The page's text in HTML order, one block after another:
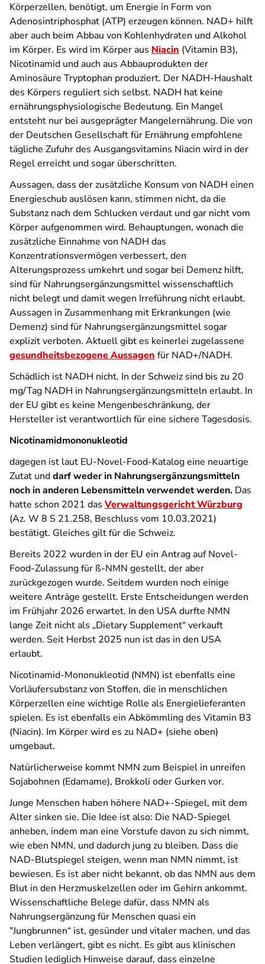
Körperzellen, benötigt, um Energie in Form von
Adenosintriphosphat (ATP) erzeugen können. NAD+ hilft
aber auch beim Abbau von Kohlenhydraten und Alkohol
im Körper. Es wird im Körper aus Niacin (Vitamin B3),
Nicotinamid und auch aus Abbauprodukten der
Aminosäure Tryptophan produziert. Der NADH-Haushalt
des Körpers reguliert sich selbst. NADH hat keine
ernährungsphysiologische Bedeutung. Ein Mangel
entsteht nur bei ausgeprägter Mangelernährung. Die von
der Deutschen Gesellschaft für Ernährung empfohlene
tägliche Zufuhr des Ausgangsvitamins Niacin wird in der
Regel erreicht und sogar überschritten.
Aussagen, dass der zusätzliche Konsum von NADH einen
Energieschub auslösen kann, stimmen nicht, da die
Substanz nach dem Schlucken verdaut und gar nicht vom
Körper aufgenommen wird. Behauptungen, wonach die
zusätzliche Einnahme von NADH das
Konzentrationsvermögen verbessert, den
Alterungsprozess umkehrt und sogar bei Demenz hilft,
sind für Nahrungsergänzungsmittel wissenschaftlich
nicht belegt und damit wegen Irreführung nicht erlaubt.
Aussagen in Zusammenhang mit Erkrankungen (wie
Demenz) sind für Nahrungsergänzungsmittel sogar
explizit verboten. Aktuell gibt es keinerlei zugelassene
gesundheitsbezogene Aussagen für NAD+/NADH.
Schädlich ist NADH nicht. In der Schweiz sind bis zu 20
mg/Tag NADH in Nahrungsergänzungsmitteln erlaubt. In
der EU gibt es keine Mengenbeschränkung, der
Hersteller ist verantwortlich für eine sichere Tagesdosis.
Nicotinamidmononukleotid
dagegen ist laut EU-Novel-Food-Katalog eine neuartige
Zutat unddarf weder in Nahrungsergänzungsmitteln
noch in anderen Lebensmitteln verwendet werden. Das
hatte schon 2021 das Verwaltungsgericht Würzburg
(Az. W 8 S 21.258, Beschluss vom 10.03.2021)
bestätigt. Gleiches gilt für die Schweiz.
Bereits 2022 wurden in der EU ein Antrag auf Novel-
Food-Zulassung für ß-NMN gestellt, der aber
zurückgezogen wurde. Seitdem wurden noch einige
weitere Anträge gestellt. Erste Entscheidungen werden
im Frühjahr 2026 erwartet. In den USA durfte NMN
lange Zeit nicht als „Dietary Supplement“ verkauft
werden. Seit Herbst 2025 nun ist das in den USA
erlaubt.
Nicotinamid-Mononukleotid (NMN) ist ebenfalls eine
Vorläufersubstanz von Stoffen, die in menschlichen
Körperzellen eine wichtige Rolle als Energielieferanten
spielen. Es ist ebenfalls ein Abkömmling des Vitamin B3
(Niacin). Im Körper wird es zu NAD+ (siehe oben)
umgebaut.
Natürlicherweise kommt NMN zum Beispiel in unreifen
Sojabohnen (Edamame), Brokkoli oder Gurken vor.
Junge Menschen haben höhere NAD+-Spiegel, mit dem
Alter sinken sie. Die Idee ist also: Die NAD-Spiegel
anheben, indem man eine Vorstufe davon zu sich nimmt,
wie eben NMN, und dadurch jung zu bleiben. Dass die
NAD-Blutspiegel steigen, wenn man NMN nimmt, ist
bewiesen. Es ist aber nicht bekannt, ob das NMN aus dem
Blut in den Herzmuskelzellen oder im Gehirn ankommt.
Wissenschaftliche Belege dafür, dass NMN als
Nahrungsergänzung für Menschen quasi ein
"Jungbrunnen“ ist, gesünder und vitaler machen, und das
Leben verlängert, gibt es nicht. Es gibt aus klinischen
Studien lediglich Hinweise darauf, dass einzelne